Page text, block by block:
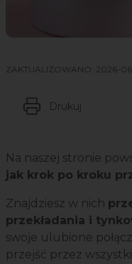
ZAKTUALIZOWANO: 2026-
Drukuj
Na naszej stronie
jak krok po kroku
Znajdziesz w nich
przekładania i
swoje ulubione
przejść przez